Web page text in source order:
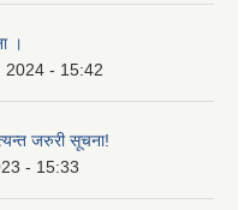
।
2024 - 15:42
जरुरी सूचना!
- 15:33